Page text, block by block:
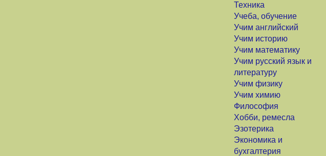
Техника
Учеба, обучение
Учим английский
Учим историю
Учим математику
Учим русский язык и
литературу
Учим физику
Учим химию
Философия
Хобби, ремесла
Эзотерика
Экономика и
бухгалтерия